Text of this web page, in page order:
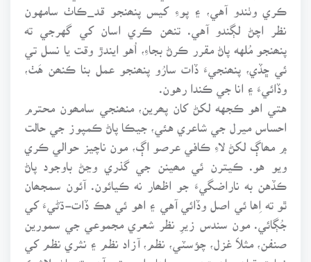
ڪري وٺندو آهي، ۽ پوءِ کيس پنھنجو قد_ڪاٺ سامهون
نظر اچڻ لڳندو آهي. تنھن ڪري اسان کي گهرجي ته
پنھنجو مُلهه پاڻ مقرر ڪرڻ بجاءِ، اُهو ايندڙ وقت يا نسل تي
ئي ڇڏي، پنھنجيءَ ڏات سارُو پنھنجو عمل بنا ڪنھن هَٺ،
وڏائيءَ ۽ انا جي ڪندا رهون.
هتي اهو ڪجهه لکڻ کان پھرين، منھنجي سامھون محترم
احساس ميرل جي شاعري هئي، جيڪا پاڻ ڪمپوز جي حالت
۾ مھاڳ لکڻ لاءِ ڪافي عرصو اڳ، مون ناچيز حوالي ڪري
ويو هو. ڪيترن ئي مھينن جي گذري وڃڻ باوجود پاڻ
ڪڏهن به ناراضگيءَ جو اظھار نه ڪيائون. آئون سمجھان
ٿو ته اِها ئي اصل وڏائي آهي ۽ اهو ئي هڪ ڏات-ڌڻيءَ کي
جُڳائي. مون سندس زيرِ نظر شعري مجموعي جي سمورين
صنفن، مثلاََ غزل، چؤسٽي، نظم، آزاد نظم ۽ نثري نظم کي
نھايت ڌيان سان پڙهي، پوءِ اِها راءِ جوڙي آهي ته پاڻ بلاشڪ